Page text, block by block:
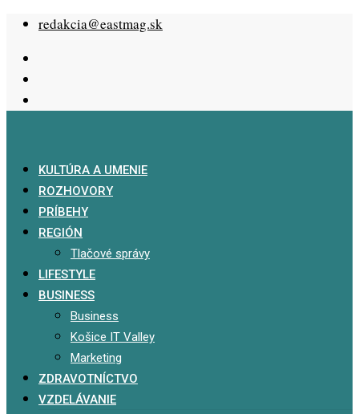
Skip
content
redakcia@eastmag.sk
KULTÚRA A UMENIE
ROZHOVORY
PRÍBEHY
REGIÓN
Tlačové správy
LIFESTYLE
BUSINESS
Business
Košice IT Valley
Marketing
ZDRAVOTNÍCTVO
VZDELÁVANIE